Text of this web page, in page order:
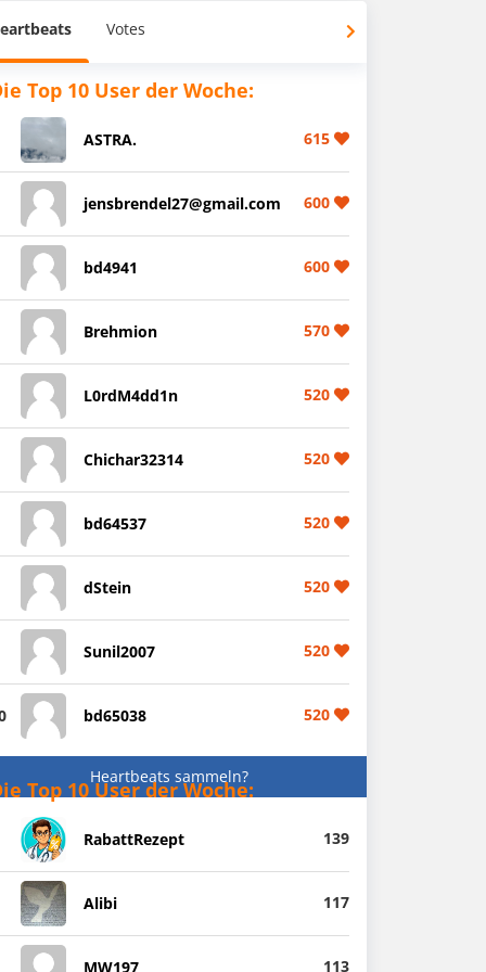
Votes
Top 10 User der Woche:
ASTRA. 615
jensbrendel27@gmail.com 600
bd4941 600
Brehmion 570
L0rdM4dd1n 520
Chichar32314 520
bd64537 520
dStein 520
Sunil2007 520
bd65038 520
Heartbeats sammeln?
Top 10 User der Woche:
RabattRezept 139
Alibi 117
MW197 113